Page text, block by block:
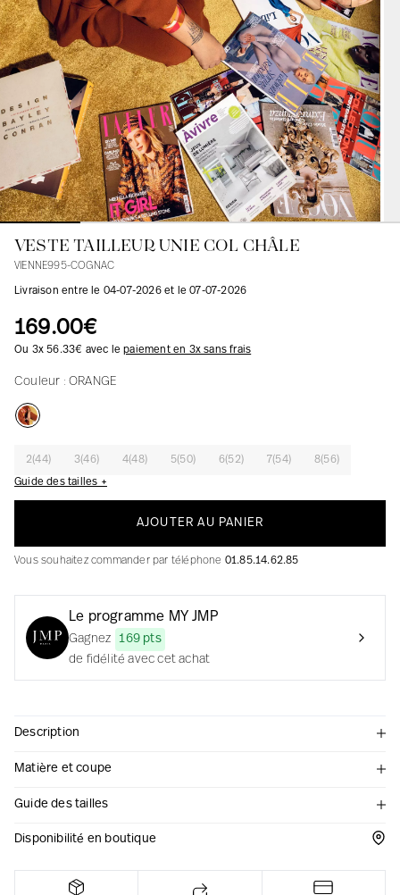
En ligne avec les courbes des femmes
Une fabrication responsable en France
Blouses
Tuniques
Ensembles
Chemises
Blazers, Vestes
Pulls
Jeans
Blouses
Tuniques
Chemises
Blazers, Vestes
Manteaux
Accessoires
VESTE TAILLEUR UNIE COL CHÂLE
VIENNE995-COGNAC
Livraison entre le 04-07-2026 et le 07-07-2026
169.00€
Ou 3x 56.33€ avec lepaiement en 3x sans frais
Couleur :ORANGE
2(44) 3(46) 4(48) 5(50) 6(52) 7(54) 8(56)
Guide des tailles +
AJOUTER AU PANIER
Vous souhaitez commander par téléphone 01.85.14.62.85
Le programme MY JMP
Gagnez
169 pts
de fidélité avec cet achat
Description
Matière et coupe
Guide des tailles
Disponibilité en boutique